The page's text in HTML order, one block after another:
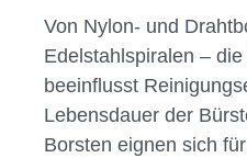
Von Nylon- und
Edelstahlspiralen –
beeinflusst
Lebensdauer der
Borsten eignen sich